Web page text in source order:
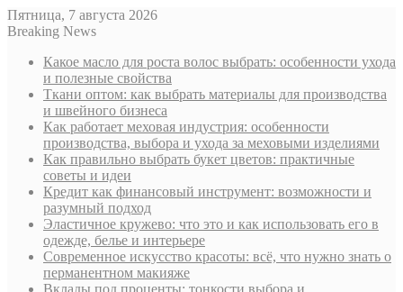
Пятница, 7 августа 2026
Breaking News
Какое масло для роста волос выбрать: особенности ухода
и полезные свойства
Ткани оптом: как выбрать материалы для производства
и швейного бизнеса
Как работает меховая индустрия: особенности
производства, выбора и ухода за меховыми изделиями
Как правильно выбрать букет цветов: практичные
советы и идеи
Кредит как финансовый инструмент: возможности и
разумный подход
Эластичное кружево: что это и как использовать его в
одежде, белье и интерьере
Современное искусство красоты: всё, что нужно знать о
перманентном макияже
Вклады под проценты: тонкости выбора и